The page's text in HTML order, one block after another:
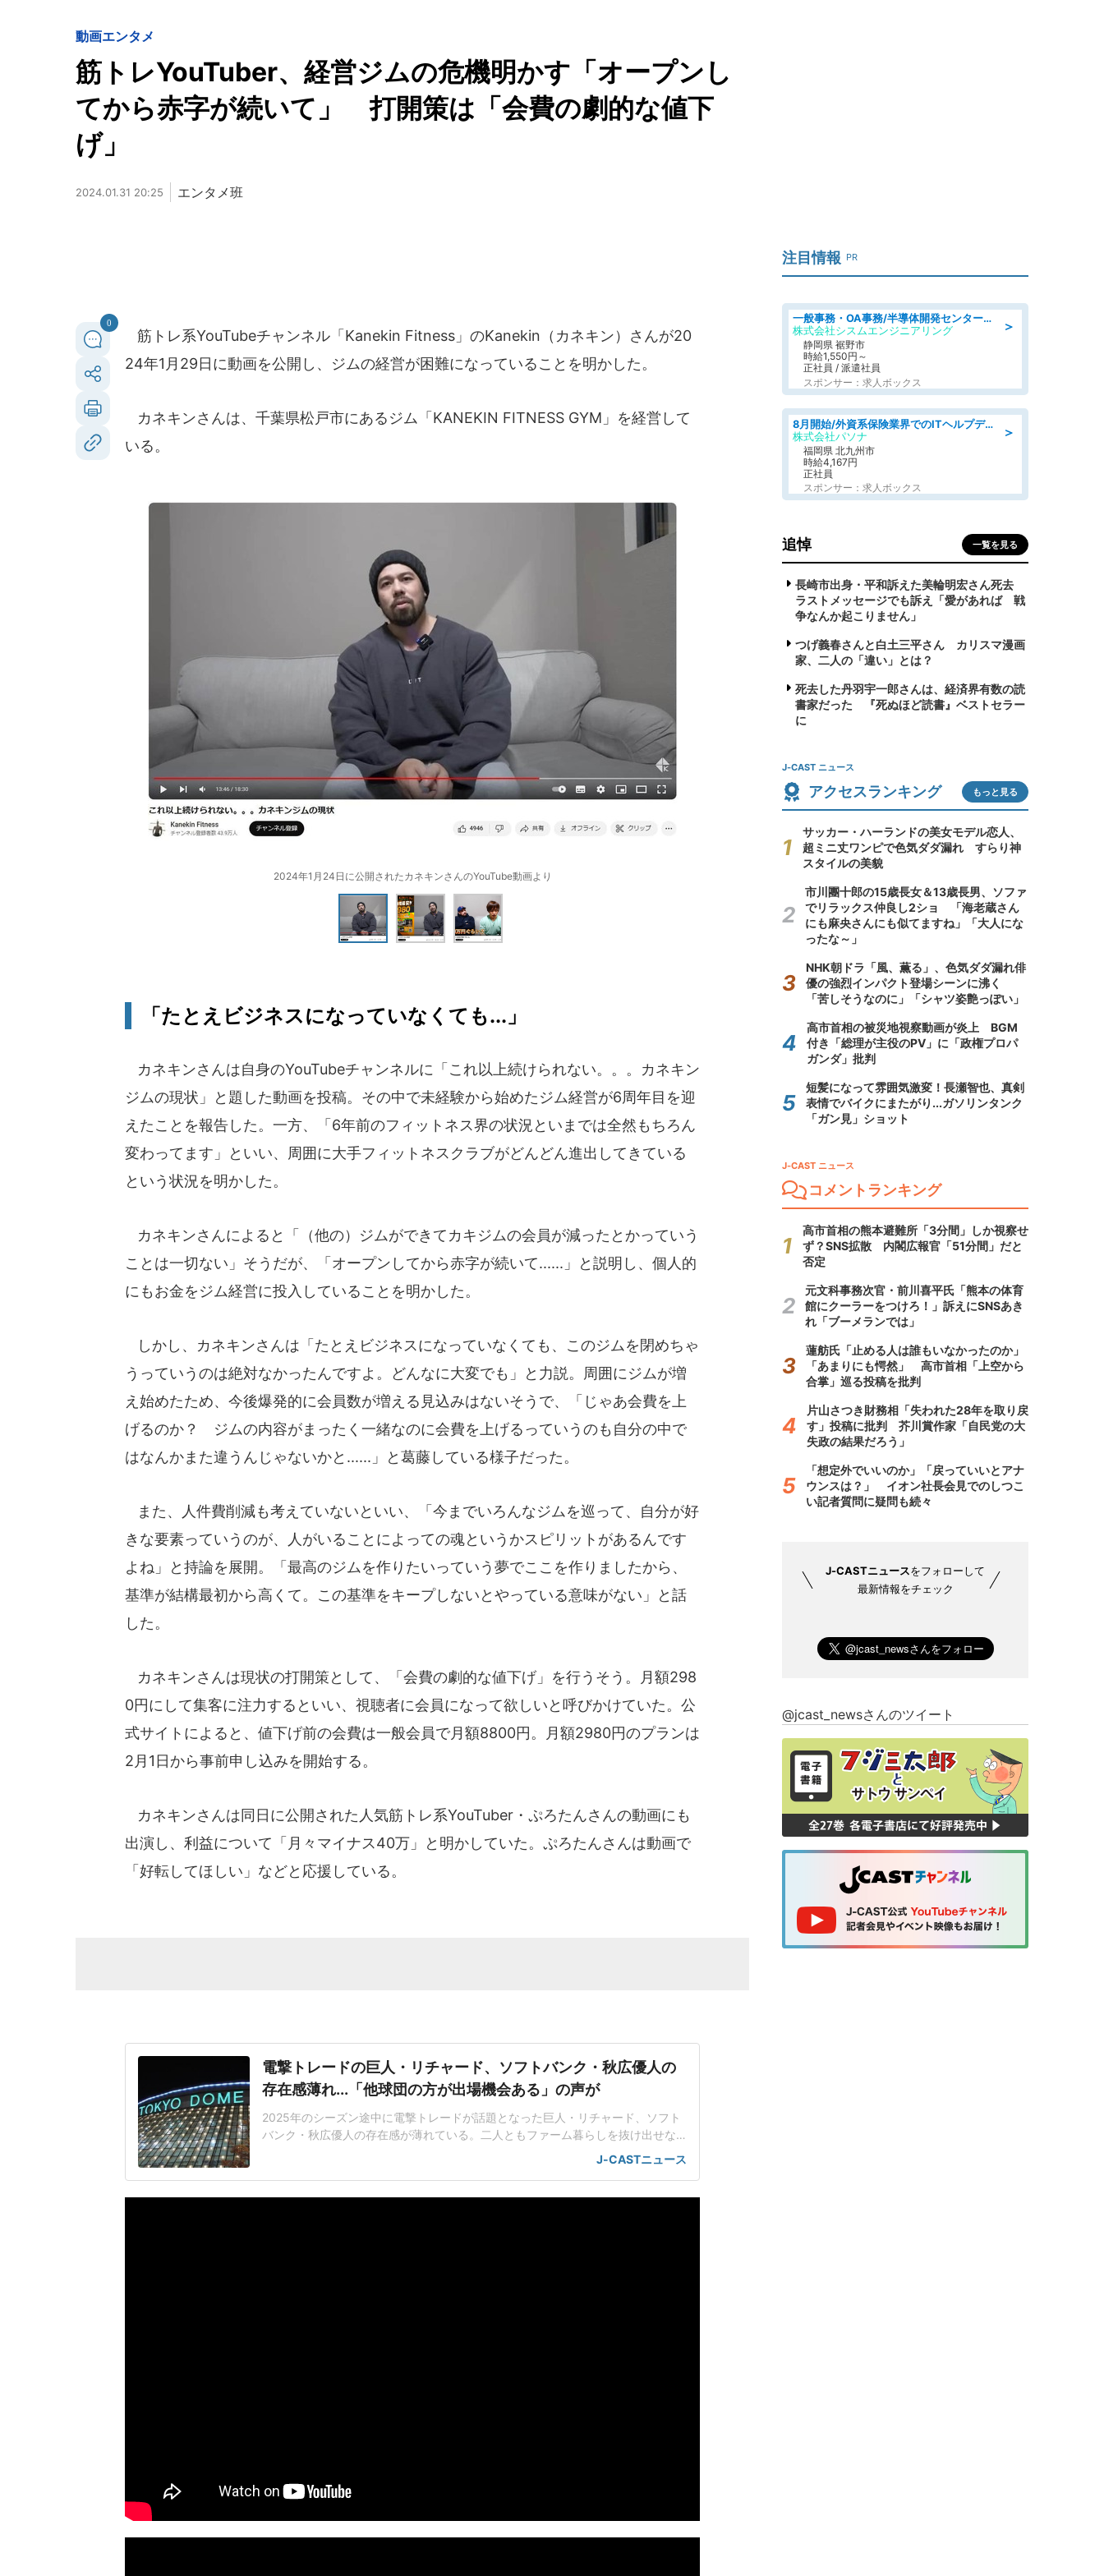
動画エンタメ
筋トレYouTuber、経営ジムの危機明かす「オープンし
てから赤字が続いて」 打開策は「会費の劇的な値下
げ」
2024.01.31 20:25 エンタメ班
0
筋トレ系YouTubeチャンネル「Kanekin Fitness」のKanekin（カネキン）さんが20
24年1月29日に動画を公開し、ジムの経営が困難になっていることを明かした。
カネキンさんは、千葉県松戸市にあるジム「KANEKIN FITNESS GYM」を経営して
いる。
2024年1月24日に公開されたカネキンさんのYouTube動画より
「たとえビジネスになっていなくても...」
カネキンさんは自身のYouTubeチャンネルに「これ以上続けられない。。。カネキン
ジムの現状」と題した動画を投稿。その中で未経験から始めたジム経営が6周年目を迎
えたことを報告した。一方、「6年前のフィットネス界の状況といまでは全然もちろん
変わってます」といい、周囲に大手フィットネスクラブがどんどん進出してきている
という状況を明かした。
カネキンさんによると「（他の）ジムができてカキジムの会員が減ったとかっていう
ことは一切ない」そうだが、「オープンしてから赤字が続いて......」と説明し、個人的
にもお金をジム経営に投入していることを明かした。
しかし、カネキンさんは「たとえビジネスになっていなくても、このジムを閉めちゃ
うっていうのは絶対なかったんですよ。どんなに大変でも」と力説。周囲にジムが増
え始めたため、今後爆発的に会員数が増える見込みはないそうで、「じゃあ会費を上
げるのか？ ジムの内容がまったく一緒なのに会費を上げるっていうのも自分の中で
はなんかまた違うんじゃないかと......」と葛藤している様子だった。
また、人件費削減も考えていないといい、「今までいろんなジムを巡って、自分が好
きな要素っていうのが、人がいることによっての魂というかスピリットがあるんです
よね」と持論を展開。「最高のジムを作りたいっていう夢でここを作りましたから、
基準が結構最初から高くて。この基準をキープしないとやっている意味がない」と話
した。
カネキンさんは現状の打開策として、「会費の劇的な値下げ」を行うそう。月額298
0円にして集客に注力するといい、視聴者に会員になって欲しいと呼びかけていた。公
式サイトによると、値下げ前の会費は一般会員で月額8800円。月額2980円のプランは
2月1日から事前申し込みを開始する。
カネキンさんは同日に公開された人気筋トレ系YouTuber・ぷろたんさんの動画にも
出演し、利益について「月々マイナス40万」と明かしていた。ぷろたんさんは動画で
「好転してほしい」などと応援している。
電撃トレードの巨人・リチャード、ソフトバンク・秋広優人の
存在感薄れ...「他球団の方が出場機会ある」の声が
2025年のシーズン途中に電撃トレードが話題となった巨人・リチャード、ソフト
バンク・秋広優人の存在感が薄れている。二人ともファーム暮らしを抜け出せな
いリチャードはソフトバンク在籍時にウエスタン・リーグで5年連続本塁打王に輝
いた長打力を評価され、秋広優人、大江竜聖と2対1のトレードで25年5月に巨人に
J-CASTニュース
注目情報 PR
＞
一般事務・OA事務/半導体開発センター内で事務&軽作業スタッフ、募集
株式会社シスムエンジニアリング
静岡県 裾野市
時給1,550円～
正社員 / 派遣社員
スポンサー：求人ボックス
＞
8月開始/外資系保険業界でのITヘルプデスク業務/駅近/即日勤務可/ヘルプデスク
株式会社パソナ
福岡県 北九州市
時給4,167円
正社員
スポンサー：求人ボックス
追悼 一覧を見る
長崎市出身・平和訴えた美輪明宏さん死去
ラストメッセージでも訴え「愛があれば 戦
争なんか起こりません」
つげ義春さんと白土三平さん カリスマ漫画
家、二人の「違い」とは？
死去した丹羽宇一郎さんは、経済界有数の読
書家だった 『死ぬほど読書』ベストセラー
に
J-CAST ニュース
アクセスランキング もっと見る
サッカー・ハーランドの美女モデル恋人、
超ミニ丈ワンピで色気ダダ漏れ すらり神
スタイルの美貌
市川團十郎の15歳長女＆13歳長男、ソファ
でリラックス仲良し2ショ 「海老蔵さん
にも麻央さんにも似てますね」「大人にな
ったな～」
NHK朝ドラ「風、薫る」、色気ダダ漏れ俳
優の強烈インパクト登場シーンに沸く
「苦しそうなのに」「シャツ姿艶っぽい」
高市首相の被災地視察動画が炎上 BGM
付き「総理が主役のPV」に「政権プロパ
ガンダ」批判
短髪になって雰囲気激変！長瀬智也、真剣
表情でバイクにまたがり...ガソリンタンク
「ガン見」ショット
J-CAST ニュース
コメントランキング
高市首相の熊本避難所「3分間」しか視察せ
ず？SNS拡散 内閣広報官「51分間」だと
否定
元文科事務次官・前川喜平氏「熊本の体育
館にクーラーをつけろ！」訴えにSNSあき
れ「ブーメランでは」
蓮舫氏「止める人は誰もいなかったのか」
「あまりにも愕然」 高市首相「上空から
合掌」巡る投稿を批判
片山さつき財務相「失われた28年を取り戻
す」投稿に批判 芥川賞作家「自民党の大
失政の結果だろう」
「想定外でいいのか」「戻っていいとアナ
ウンスは？」 イオン社長会見でのしつこ
い記者質問に疑問も続々
J-CASTニュースをフォローして
最新情報をチェック
@jcast_newsさんのツイート